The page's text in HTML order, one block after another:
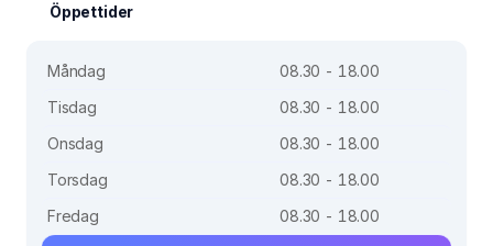
Öppettider
Måndag
08.30 - 18.00
Tisdag
08.30 - 18.00
Onsdag
08.30 - 18.00
Torsdag
08.30 - 18.00
Fredag
08.30 - 18.00